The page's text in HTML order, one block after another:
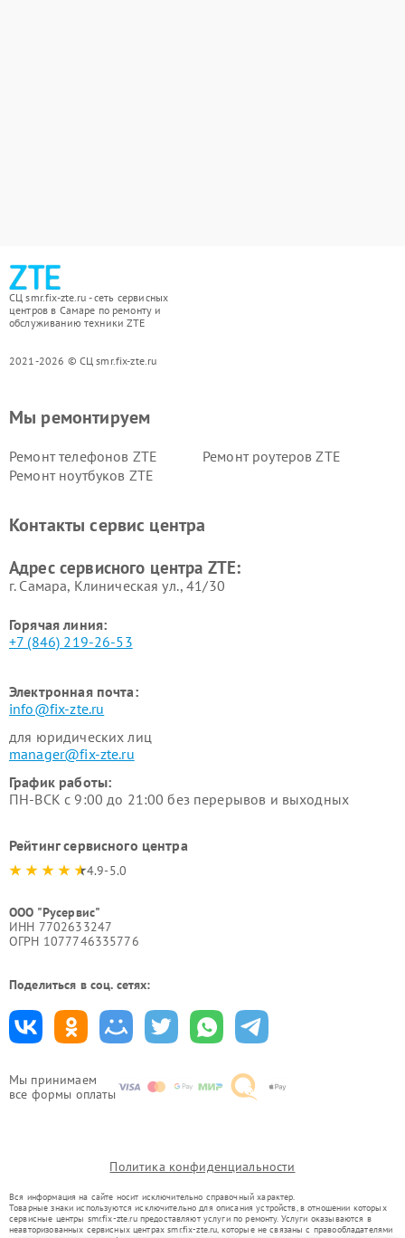
СЦ smr.fix-zte.ru - сеть сервисных
центров в Самаре по ремонту и
обслуживанию техники ZTE
2021-2026 © СЦ smr.fix-zte.ru
Мы принимаем
все формы оплаты
Мы ремонтируем
Ремонт телефонов ZTE
Ремонт роутеров ZTE
Ремонт ноутбуков ZTE
Контакты сервис центра
Адрес сервисного центра ZTE:
г. Самара, Клиническая ул., 41/30
Горячая линия:
+7 (846) 219-26-53
Электронная почта:
info@fix-zte.ru
для юридических лиц
manager@fix-zte.ru
График работы:
ПН-ВСК с 9:00 до 21:00 без перерывов и выходных
Рейтинг сервисного центра
4.9-5.0
ООО "Русервис"
ИНН 7702633247
ОГРН 1077746335776
Поделиться в соц. сетях:
Политика конфиденциальности
Вся информация на сайте носит исключительно справочный характер.
Товарные знаки используются исключительно для описания устройств, в отношении которых
сервисные центры smr.fix-zte.ru предоставляют услуги по ремонту. Услуги оказываются в
неавторизованных сервисных центрах smr.fix-zte.ru, которые не связаны с правообладателями